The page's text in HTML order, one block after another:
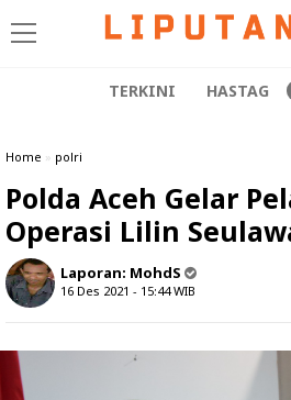
TERKINI HASTAG
Home » polri
Polda Aceh Gelar
Operasi Lilin
Laporan: MohdS
16 Des 2021 - 15:44WIB